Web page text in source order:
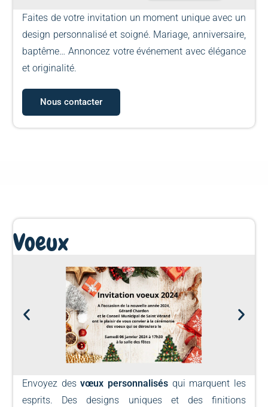
Faites de votre invitation un moment unique avec un
design personnalisé et soigné. Mariage, anniversaire,
baptême… Annoncez votre événement avec élégance
et originalité.
Nous contacter
Voeux
Envoyez desvœux personnalisés qui marquent les
esprits. Des designs uniques et des finitions